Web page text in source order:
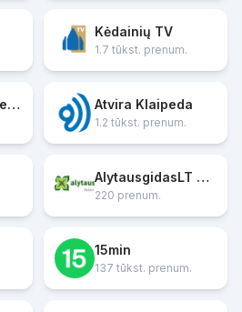
Kėdainių TV
1.7 tūkst. prenum.
Ukmergės naujienos Atvira Klaipeda
1.2 tūkst. prenum.
AlytausgidasLT Portalas
220 prenum.
15min
137 tūkst. prenum.